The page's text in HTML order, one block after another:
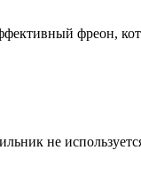
фреон,
не